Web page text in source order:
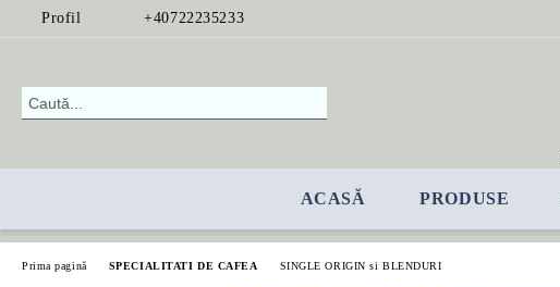
Profil +40722235233
ACASĂ PRODUSE
Prima pagină SPECIALITATI DE CAFEA SINGLE ORIGIN si BLENDURI